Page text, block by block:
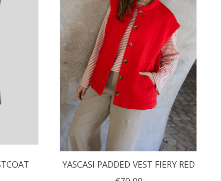
YASCASI PADDED VEST FIERY RED